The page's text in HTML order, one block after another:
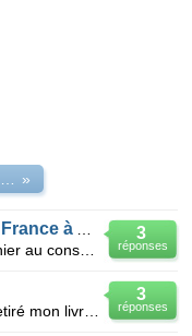
»
3
réponses
3
réponses